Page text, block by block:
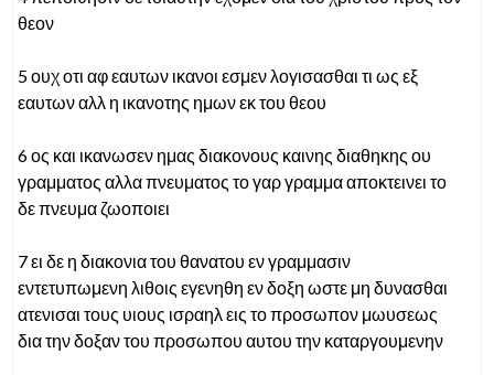
θεον
5 ουχ οτι αφ εαυτων ικανοι εσμεν λογισασθαι τι ως εξ
εαυτων αλλ η ικανοτης ημων εκ του θεου
6 ος και ικανωσεν ημας διακονους καινης διαθηκης ου
γραμματος αλλα πνευματος το γαρ γραμμα αποκτεινει το
δε πνευμα ζωοποιει
7 ει δε η διακονια του θανατου εν γραμμασιν
εντετυπωμενη λιθοις εγενηθη εν δοξη ωστε μη δυνασθαι
ατενισαι τους υιους ισραηλ εις το προσωπον μωυσεως
δια την δοξαν του προσωπου αυτου την καταργουμενην